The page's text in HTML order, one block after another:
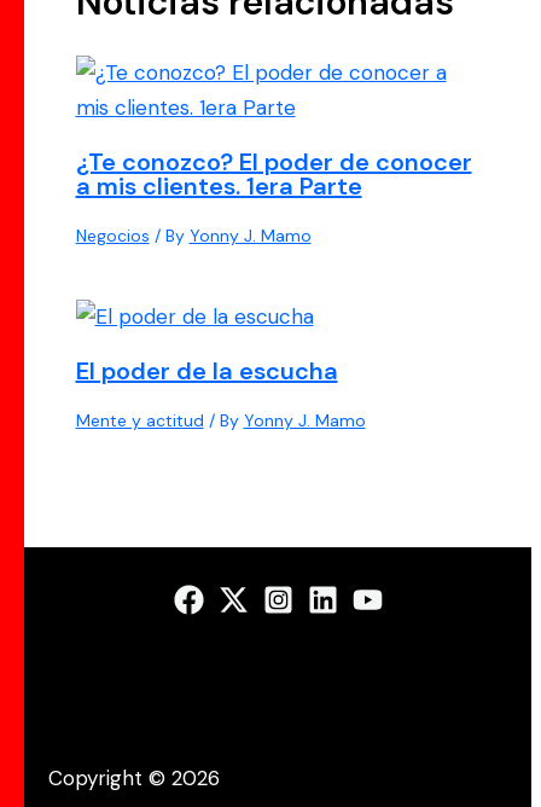
¿Te conozco? El poder de conocer
a mis clientes. 1era Parte
Negocios / By Yonny J. Mamo
El poder de la escucha
Mente y actitud / By Yonny J. Mamo
Copyright © 2026